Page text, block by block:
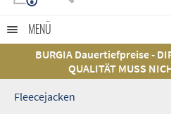
MENÜ
BURGIA Dauertiefpreise -
QUALITÄT MUSS
Fleecejacken